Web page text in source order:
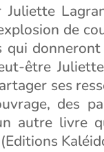
de
donneront
être
ses
des
autre livre